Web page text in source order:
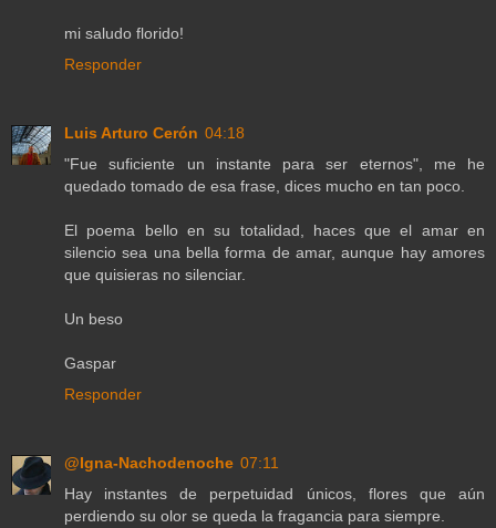
mi saludo florido!
Responder
Luis Arturo Cerón 04:18
"Fue suficiente un instante para ser eternos", me he
quedado tomado de esa frase, dices mucho en tan poco.
El poema bello en su totalidad, haces que el amar en
silencio sea una bella forma de amar, aunque hay amores
que quisieras no silenciar.
Un beso
Gaspar
Responder
@Igna-Nachodenoche 07:11
Hay instantes de perpetuidad únicos, flores que aún
perdiendo su olor se queda la fragancia para siempre.